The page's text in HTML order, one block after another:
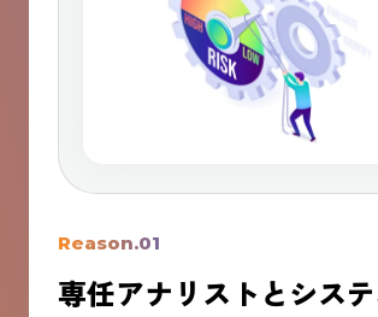
Reason.01
専任アナリストとシス